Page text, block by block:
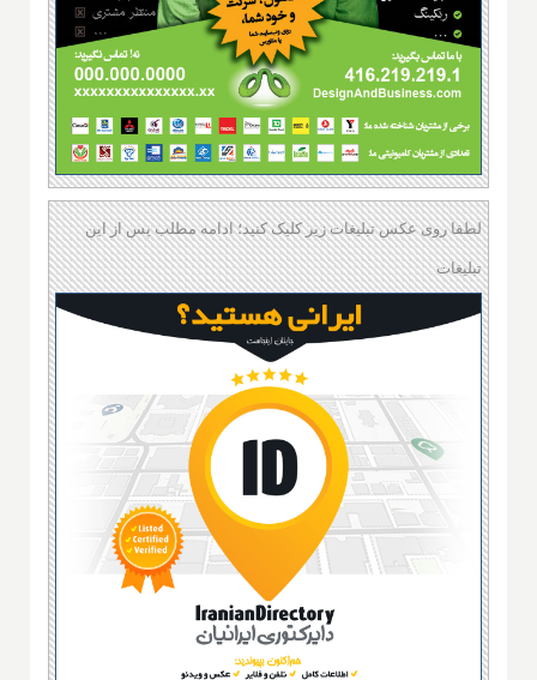
لطفا روی عکس تبلیغات زیر کلیک کنید؛ ادامه مطلب پس از این
تبلیغات